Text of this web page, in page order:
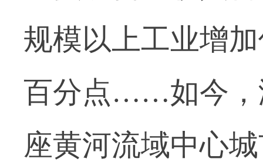
规模以上工业增
百分点……如今，
座黄河流域中心